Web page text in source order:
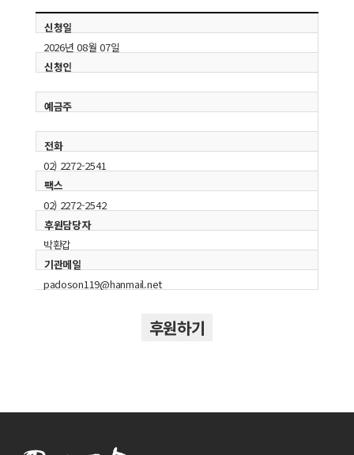
신청일
2026년 08월 07일
신청인
예금주
전화
02) 2272-2541
팩스
02) 2272-2542
후원담당자
박환갑
기관메일
padoson119@hanmail.net
후원하기